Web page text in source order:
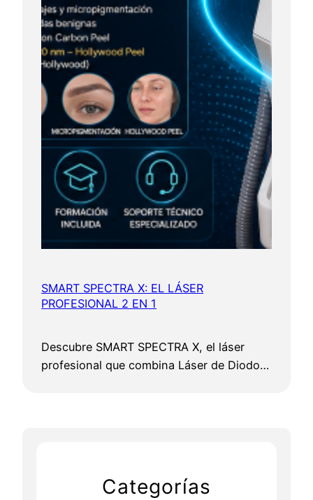
SMART SPECTRA X: EL LÁSER
PROFESIONAL 2 EN 1
Descubre SMART SPECTRA X, el láser
profesional que combina Láser de Diodo…
Categorías